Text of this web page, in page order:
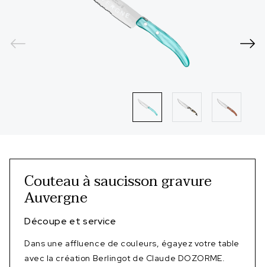
Couteau à saucisson gravure
Auvergne
Découpe et service
Dans une affluence de couleurs, égayez votre table
avec la création Berlingot de Claude DOZORME.